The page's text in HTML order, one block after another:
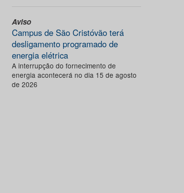
Aviso
Campus de São Cristóvão terá
desligamento programado de
energia elétrica
A interrupção do fornecimento de
energia acontecerá no dia 15 de agosto
de 2026